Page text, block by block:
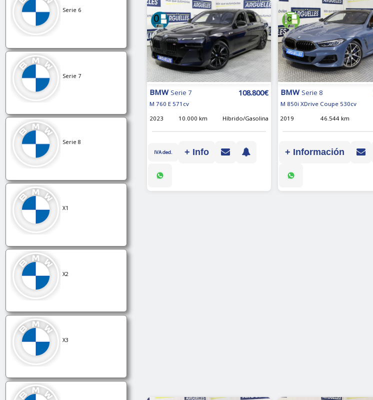
BMW Serie 7 108.800€
M 760 E 571cv
2023
10.000 km Híbrido/Gasolina
IVA ded. + Info
BMW Serie 8
M 850i XDrive Coupe 530cv
2019
46.544 km
+ Información
Serie 6
Serie 7
Serie 8
X1
X2
X3